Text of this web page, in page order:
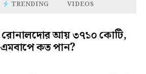
TRENDING VIDEOS
রোনালদোর আয় ৩৭১০ কোটি,
কত পান?